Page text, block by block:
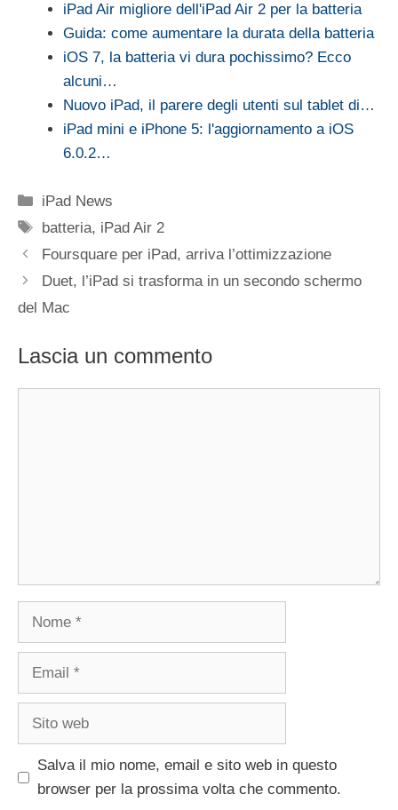
iPad Air migliore dell'iPad Air 2 per la batteria
Guida: come aumentare la durata della batteria
iOS 7, la batteria vi dura pochissimo? Ecco
alcuni…
Nuovo iPad, il parere degli utenti sul tablet di…
iPad mini e iPhone 5: l'aggiornamento a iOS
6.0.2…
Categorie
iPad News
Tag
batteria, iPad Air 2
Foursquare per iPad, arriva l’ottimizzazione
Duet, l’iPad si trasforma in un secondo schermo
del Mac
Lascia un commento
Nome
Email
Sito
Salva il mio nome, email e sito web in questo
browser per la prossima volta che commento.